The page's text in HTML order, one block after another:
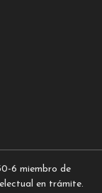
6 miembro de
en trámite.